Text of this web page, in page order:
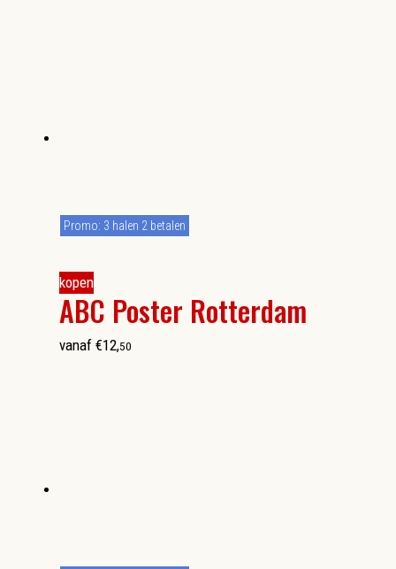
kopen
ABC Poster Rotterdam
Promo: 3 halen 2 betalen
vanaf €12,50